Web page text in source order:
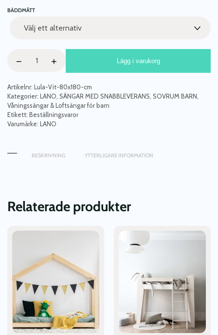
BÄDDMÅTT
Lula
förvaringslådor
mängd
− + Lägg i varukorg
Artikelnr: Lula-Vit-80x180-cm
Kategorier: LANO, SÄNGAR MED SNABBLEVERANS, SOVRUM BARN,
Våningssängar & Loftsängar för barn
Etikett: Beställningsvaror
Varumärke: LANO
BESKRIVNING YTTERLIGARE INFORMATION
Relaterade produkter
Den
flera
varianter.
olika
alternativen
kan
produkten
varianter.
alternativen
kan